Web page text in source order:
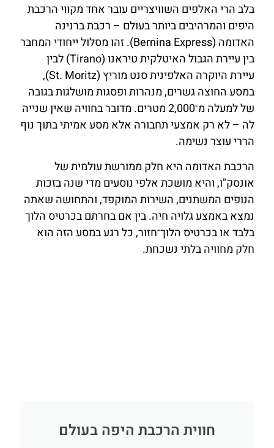
בלב הרי האלפים השוויצריים עובר אחד מקווי הרכבת
היפים והמרהיבים ביותר בעולם – רכבת ברנינה
האדומה (Bernina Express). זהו מסלול ייחודי המחבר
בין עיירת הגבול האיטלקית טיראנו (Tirano) לבין
עיירת היוקרה האלפינית סנט מוריץ (St. Moritz),
במסע החוצה גשרים, מנהרות ופסגות מושלגות בגובה
של למעלה מ־2,000 מטרים. מדובר בחוויה שאין שנייה
לה – לא רק אמצעי תחבורה אלא מסע אמיתי בתוך נוף
הררי עוצר נשימה.
הרכבת האדומה היא חלק ממורשת עולמית של
אונסק"ו, והיא מושכת אלפי נוסעים מדי שנה בזכות
הנופים המשתנים, השירות המוקפד, והתחושה שאתה
נמצא באמצע גלויה חיה. בין אם בחרתם בכרטיס הלוך
בלבד או בכרטיס הלוך־חזור, כל רגע במסע הזה הוא
חלק מחוויה בלתי נשכחת.
חווית הרכבת היפה בעולם